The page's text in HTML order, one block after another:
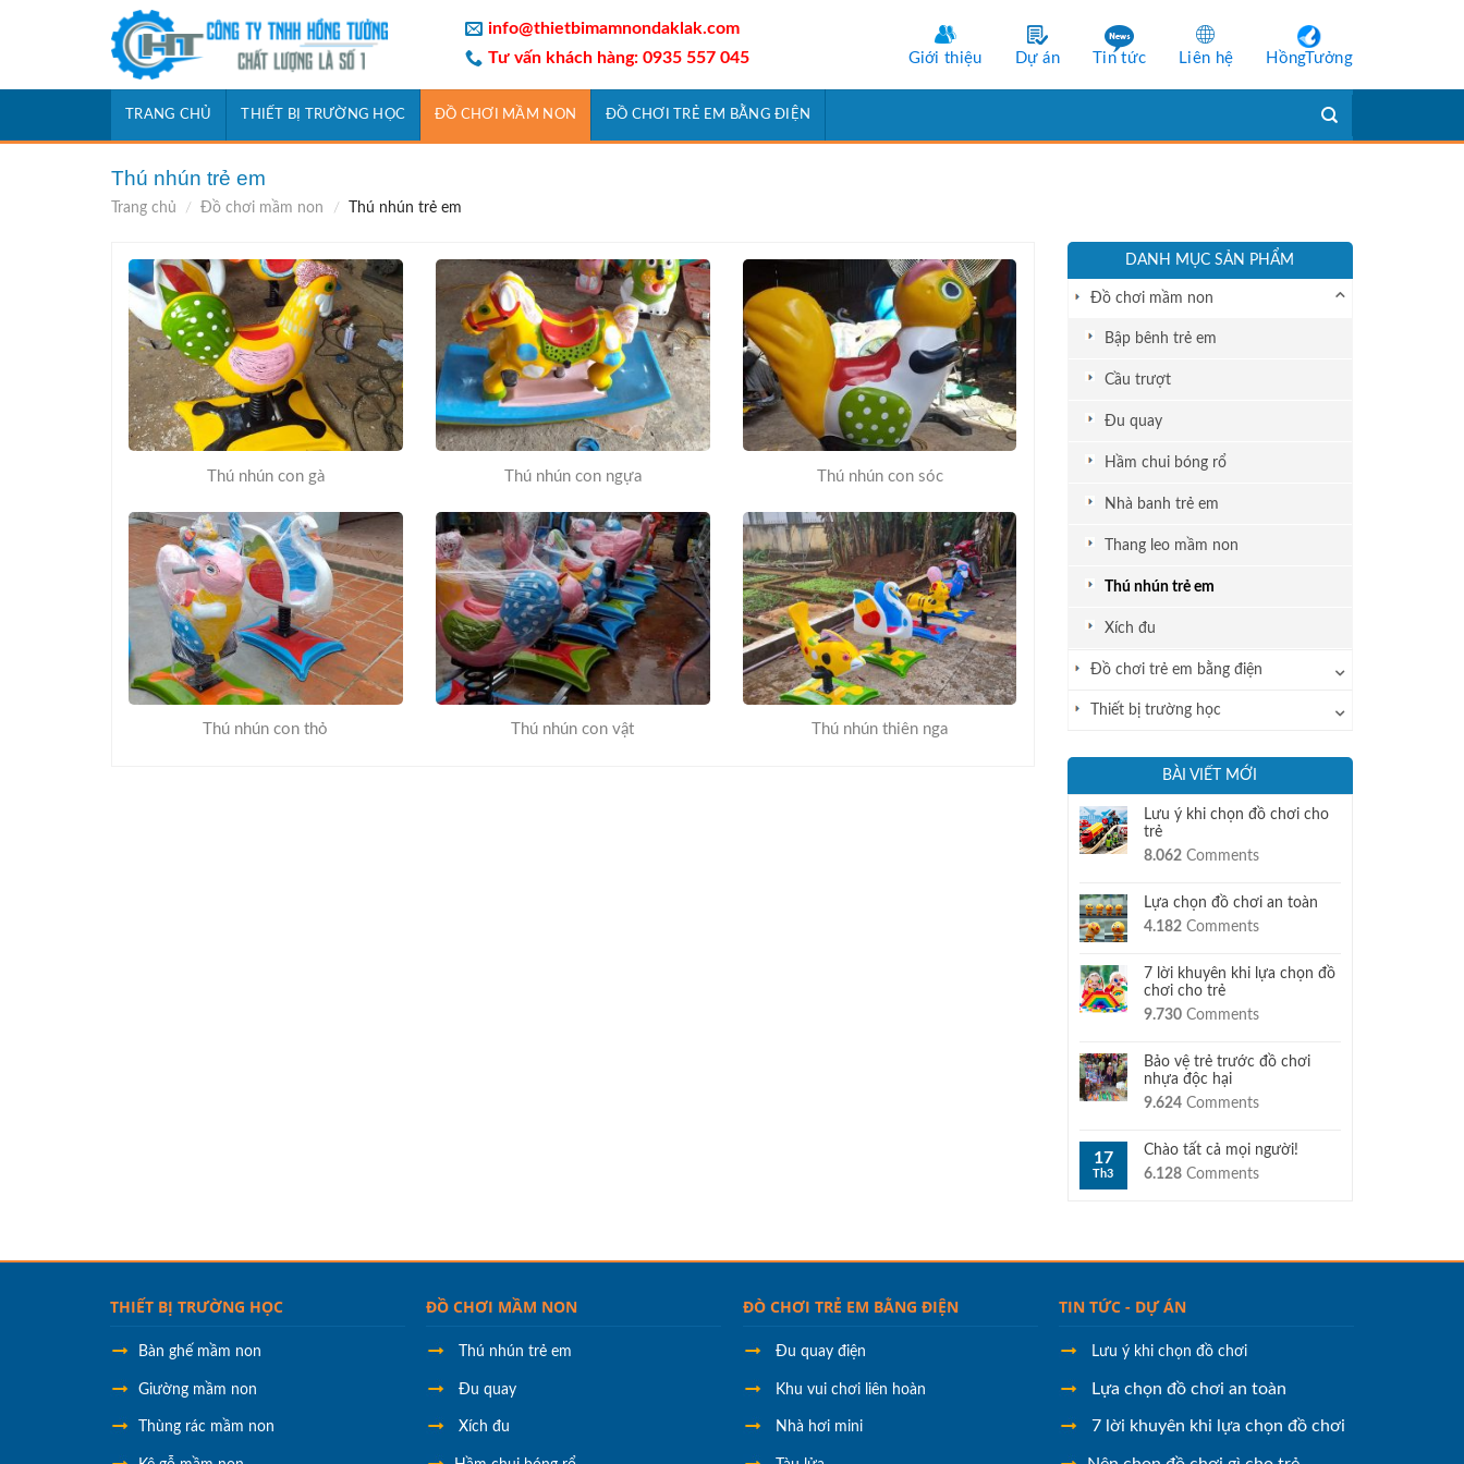
info@thietbimamnondaklak.com
Tư vấn khách hàng: 0935 557 045
Giới thiệu Dự án Tin tức Liên hệ HồngTưởng
TRANG CHỦ THIẾT BỊ TRƯỜNG HỌC ĐỒ CHƠI MẦM NON ĐỒ CHƠI TRẺ EM BẰNG ĐIỆN
Thú nhún trẻ em
Trang chủ / Đồ chơi mầm non / Thú nhún trẻ em
Thú nhún con gà Thú nhún con ngựa Thú nhún con sóc
Thú nhún con thỏ Thú nhún con vật Thú nhún thiên nga
DANH MỤC SẢN PHẨM
Đồ chơi mầm non
Bập bênh trẻ em
Cầu trượt
Đu quay
Hầm chui bóng rổ
Nhà banh trẻ em
Thang leo mầm non
Thú nhún trẻ em
Xích đu
Đồ chơi trẻ em bằng điện
Thiết bị trường học
BÀI VIẾT MỚI
Lưu ý khi chọn đồ chơi cho
trẻ
8.062Comments
Lựa chọn đồ chơi an toàn
4.182Comments
7 lời khuyên khi lựa chọn đồ
chơi cho trẻ
9.730Comments
Bảo vệ trẻ trước đồ chơi
nhựa độc hại
9.624Comments
17
Th3
Chào tất cả mọi người!
6.128Comments
THIẾT BỊ TRƯỜNG HỌC
Bàn ghế mầm non
Giường mầm non
Thùng rác mầm non
ĐỒ CHƠI MẦM NON
Thú nhún trẻ em
Đu quay
Xích đu
ĐÒ CHƠI TRẺ EM BẰNG ĐIỆN
Đu quay điện
Khu vui chơi liên hoàn
Nhà hơi mini
TIN TỨC - DỰ ÁN
Lưu ý khi chọn đồ chơi
Lựa chọn đồ chơi an toàn
7 lời khuyên khi lựa chọn đồ chơi